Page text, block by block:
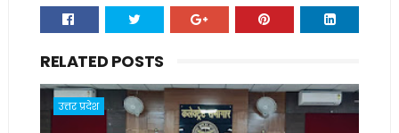
RELATED POSTS
उत्तर प्रदेश